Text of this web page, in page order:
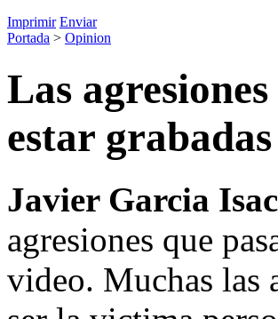
Imprimir Enviar
Portada > Opinion
Las
estar
Javier Garcia
agresiones que
video. Muchas las